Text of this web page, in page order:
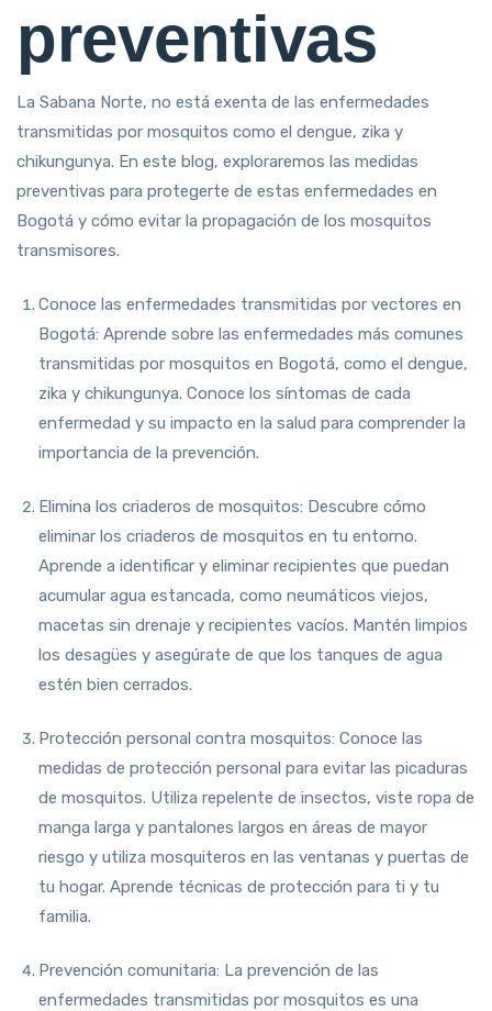
preventivas
La Sabana Norte, no está exenta de las enfermedades
transmitidas por mosquitos como el dengue, zika y
chikungunya. En este blog, exploraremos las medidas
preventivas para protegerte de estas enfermedades en
Bogotá y cómo evitar la propagación de los mosquitos
transmisores.
Conoce las enfermedades transmitidas por vectores en
Bogotá: Aprende sobre las enfermedades más comunes
transmitidas por mosquitos en Bogotá, como el dengue,
zika y chikungunya. Conoce los síntomas de cada
enfermedad y su impacto en la salud para comprender la
importancia de la prevención.
Elimina los criaderos de mosquitos: Descubre cómo
eliminar los criaderos de mosquitos en tu entorno.
Aprende a identificar y eliminar recipientes que puedan
acumular agua estancada, como neumáticos viejos,
macetas sin drenaje y recipientes vacíos. Mantén limpios
los desagües y asegúrate de que los tanques de agua
estén bien cerrados.
Protección personal contra mosquitos: Conoce las
medidas de protección personal para evitar las picaduras
de mosquitos. Utiliza repelente de insectos, viste ropa de
manga larga y pantalones largos en áreas de mayor
riesgo y utiliza mosquiteros en las ventanas y puertas de
tu hogar. Aprende técnicas de protección para ti y tu
familia.
Prevención comunitaria: La prevención de las
enfermedades transmitidas por mosquitos es una